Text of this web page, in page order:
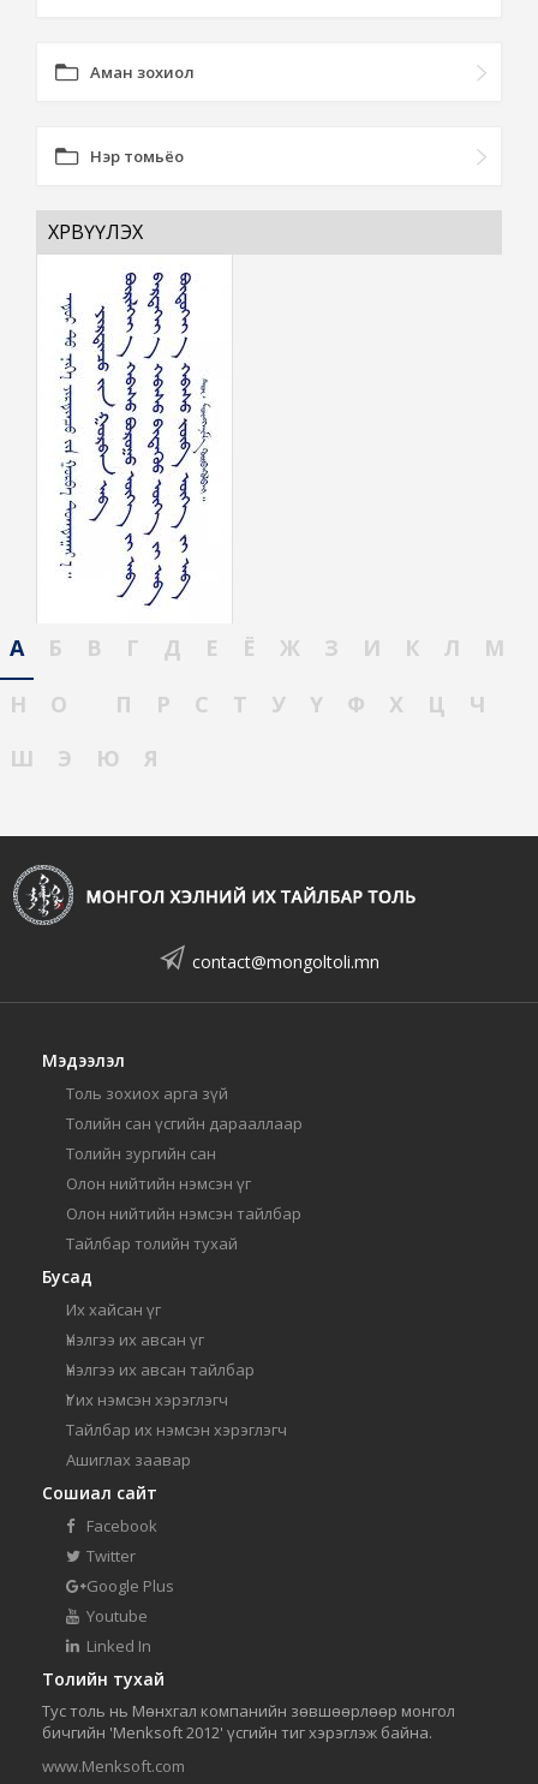
Аман зохиол
Нэр томьёо
ХӨРВҮҮЛЭХ
А Б В Г Д Е Ё Ж З И К Л
М
Н
О П Р С Т У Ү Ф Х Ц
Ч
Ш
Э Ю Я
contact@mongoltoli.mn
Мэдээлэл
Толь зохиох арга зүй
Толийн сан үсгийн дарааллаар
Толийн зургийн сан
Олон нийтийн нэмсэн үг
Олон нийтийн нэмсэн тайлбар
Тайлбар толийн тухай
Бусад
Их хайсан үг
Үнэлгээ их авсан үг
Үнэлгээ их авсан тайлбар
Үг их нэмсэн хэрэглэгч
Тайлбар их нэмсэн хэрэглэгч
Ашиглах заавар
Сошиал сайт
Facebook
Twitter
Google Plus
Youtube
Linked In
Толийн тухай
Тус толь нь Мөнхгал компанийн зөвшөөрлөөр монгол
бичгийн 'Menksoft 2012' үсгийн тиг хэрэглэж байна.
www.Menksoft.com